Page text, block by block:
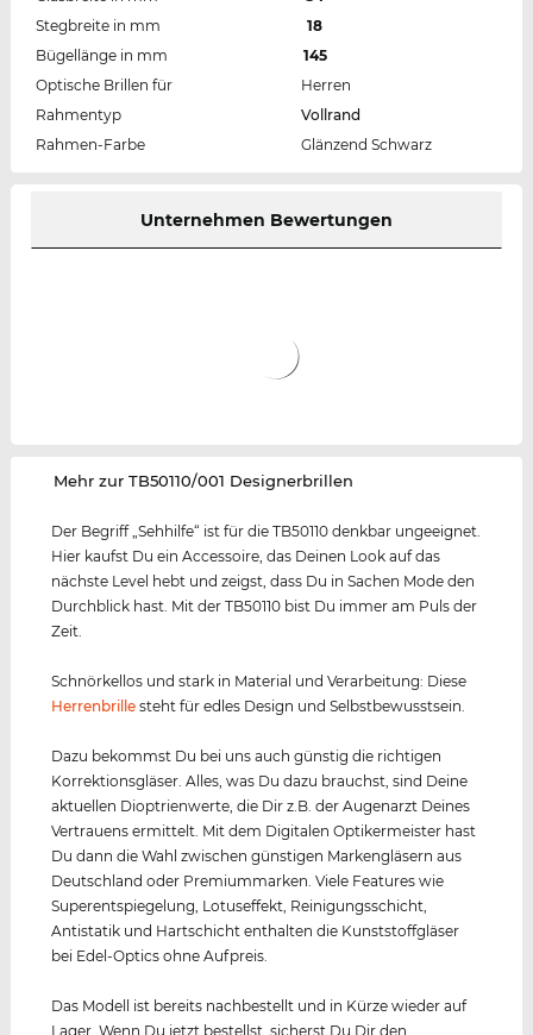
Stegbreite in mm
18
Bügellänge in mm
145
Optische Brillen für
Herren
Rahmentyp
Vollrand
Rahmen-Farbe
Glänzend Schwarz
Unternehmen Bewertungen
‌Mehr zur TB50110/001 Designerbrillen
Der Begriff „Sehhilfe“ ist für die TB50110 denkbar ungeeignet.
Hier kaufst Du ein Accessoire, das Deinen Look auf das
nächste Level hebt und zeigst, dass Du in Sachen Mode den
Durchblick hast. Mit der TB50110 bist Du immer am Puls der
Zeit.
Schnörkellos und stark in Material und Verarbeitung: Diese
Herrenbrille steht für edles Design und Selbstbewusstsein.
Dazu bekommst Du bei uns auch günstig die richtigen
Korrektionsgläser. Alles, was Du dazu brauchst, sind Deine
aktuellen Dioptrienwerte, die Dir z.B. der Augenarzt Deines
Vertrauens ermittelt. Mit dem Digitalen Optikermeister hast
Du dann die Wahl zwischen günstigen Markengläsern aus
Deutschland oder Premiummarken. Viele Features wie
Superentspiegelung, Lotuseffekt, Reinigungsschicht,
Antistatik und Hartschicht enthalten die Kunststoffgläser
bei Edel-Optics ohne Aufpreis.
Das Modell ist bereits nachbestellt und in Kürze wieder auf
Lager. Wenn Du jetzt bestellst, sicherst Du Dir den